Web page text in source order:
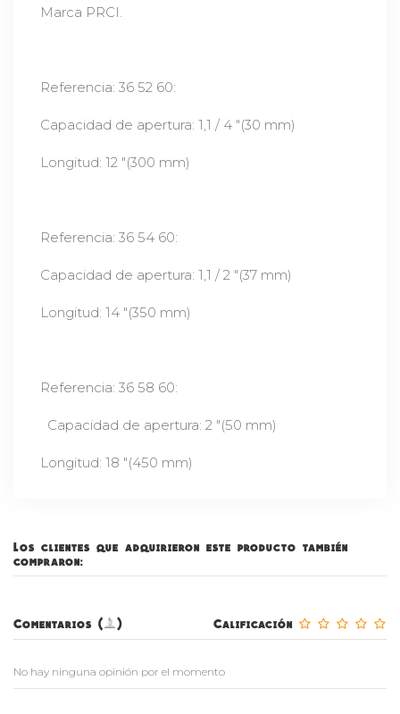
Marca PRCI.
Referencia: 36 52 60:
Capacidad de apertura: 1,1 / 4 "(30 mm)
Longitud: 12 "(300 mm)
Referencia: 36 54 60:
Capacidad de apertura: 1,1 / 2 "(37 mm)
Longitud: 14 "(350 mm)
Referencia: 36 58 60:
Capacidad de apertura: 2 "(50 mm)
Longitud: 18 "(450 mm)
Los clientes que adquirieron este producto también
compraron:
Calificación
Comentarios (0)
No hay ninguna opinión por el momento